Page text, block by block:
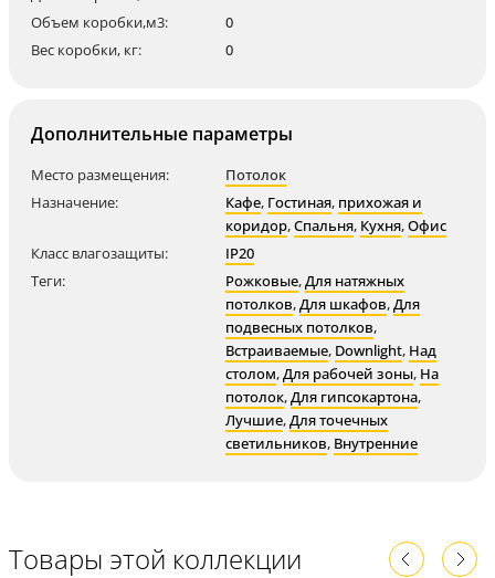
Объем коробки,м3:
0
Вес коробки, кг:
0
Дополнительные параметры
Место размещения:
Потолок
Назначение:
Кафе, Гостиная, прихожая и
коридор,Спальня, Кухня,Офис
Класс влагозащиты:
IP20
Теги:
Рожковые,Для натяжных
потолков,Для шкафов,Для
подвесных потолков,
Встраиваемые, Downlight, Над
столом,Для рабочей зоны, На
потолок,Для гипсокартона,
Лучшие,Для точечных
светильников, Внутренние
Товары этой коллекции